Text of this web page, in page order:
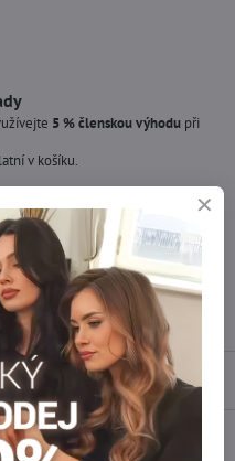
5 % členskou výhodu při
v košíku.
?
doskladníme!